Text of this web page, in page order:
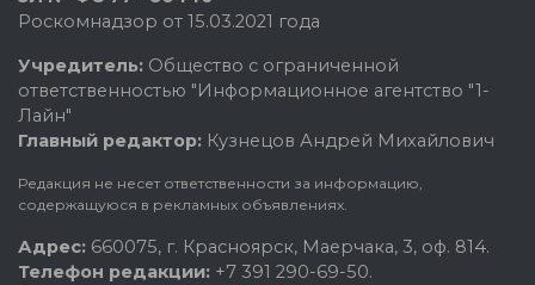
Роскомнадзор от 15.03.2021 года
Учредитель: Общество с ограниченной
ответственностью "Информационное агентство "1-
Лайн"
Главный редактор: Кузнецов Андрей Михайлович
Редакция не несет ответственности за информацию,
содержащуюся в рекламных объявлениях.
Адрес: 660075, г. Красноярск, Маерчака, 3, оф. 814.
Телефон редакции: +7 391 290-69-50.